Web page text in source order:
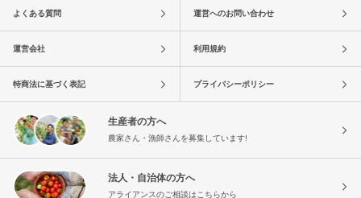
よくある質問 運営へのお問い合わせ
運営会社 利用規約
特商法に基づく表記 プライバシーポリシー
生産者の方へ
農家さん・漁師さんを募集しています!
法人・自治体の方へ
アライアンスのご相談はこちらから